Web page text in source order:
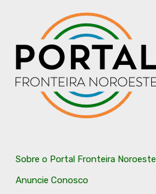
Sobre o Portal Fronteira Noroeste
Anuncie Conosco